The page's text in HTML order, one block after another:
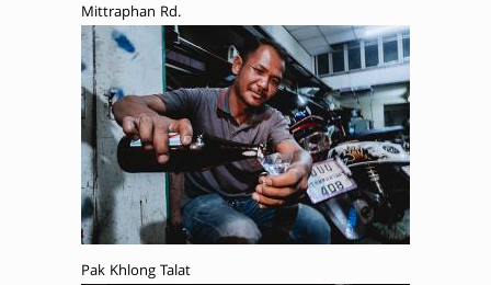
Mittraphan Rd.
Pak Khlong Talat